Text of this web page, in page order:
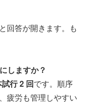
回答が開きます。も
しますか？
行 2 回です。順序
疲労も管理しやすい